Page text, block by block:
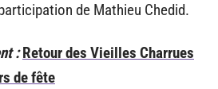
de Mathieu Chedid.
: Retour des Vieilles Charrues
de fête